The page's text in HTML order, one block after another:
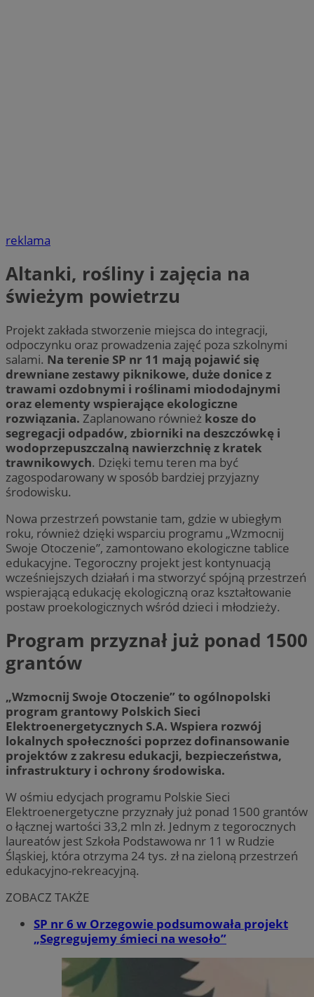
reklama
Altanki, rośliny i zajęcia na
świeżym powietrzu
Projekt zakłada stworzenie miejsca do integracji,
odpoczynku oraz prowadzenia zajęć poza szkolnymi
salami. Na terenie SP nr 11 mają pojawić się
drewniane zestawy piknikowe, duże donice z
trawami ozdobnymi i roślinami miododajnymi
oraz elementy wspierające ekologiczne
rozwiązania. Zaplanowano również kosze do
segregacji odpadów, zbiorniki na deszczówkę i
wodoprzepuszczalną nawierzchnię z kratek
trawnikowych. Dzięki temu teren ma być
zagospodarowany w sposób bardziej przyjazny
środowisku.
Nowa przestrzeń powstanie tam, gdzie w ubiegłym
roku, również dzięki wsparciu programu „Wzmocnij
Swoje Otoczenie”, zamontowano ekologiczne tablice
edukacyjne. Tegoroczny projekt jest kontynuacją
wcześniejszych działań i ma stworzyć spójną przestrzeń
wspierającą edukację ekologiczną oraz kształtowanie
postaw proekologicznych wśród dzieci i młodzieży.
Program przyznał już ponad 1500
grantów
„Wzmocnij Swoje Otoczenie” to ogólnopolski
program grantowy Polskich Sieci
Elektroenergetycznych S.A. Wspiera rozwój
lokalnych społeczności poprzez dofinansowanie
projektów z zakresu edukacji, bezpieczeństwa,
infrastruktury i ochrony środowiska.
W ośmiu edycjach programu Polskie Sieci
Elektroenergetyczne przyznały już ponad 1500 grantów
o łącznej wartości 33,2 mln zł. Jednym z tegorocznych
laureatów jest Szkoła Podstawowa nr 11 w Rudzie
Śląskiej, która otrzyma 24 tys. zł na zieloną przestrzeń
edukacyjno-rekreacyjną.
ZOBACZ TAKŻE
SP nr 6 w Orzegowie podsumowała projekt
„Segregujemy śmieci na wesoło”